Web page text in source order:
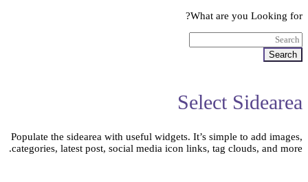
What are you Looking for?
Search
Select Sidearea
Populate the sidearea with useful widgets. It’s simple to add images,
categories, latest post, social media icon links, tag clouds, and more.